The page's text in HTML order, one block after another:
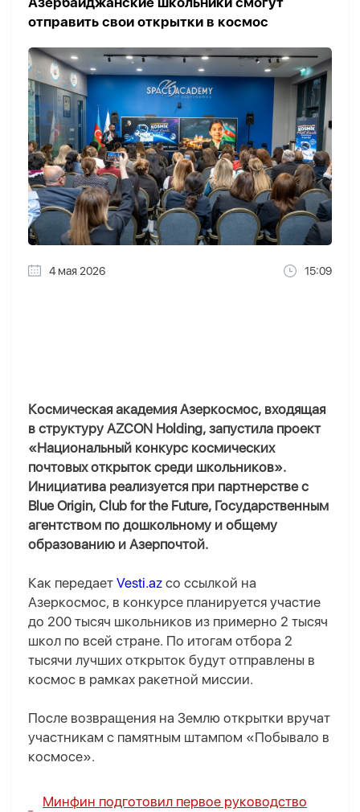
отправить свои открытки в космос
4 мая 2026 15:09
Космическая академия Азеркосмос, входящая
в структуру AZCON Holding, запустила проект
«Национальный конкурс космических
почтовых открыток среди школьников».
Инициатива реализуется при партнерстве с
Blue Origin, Club for the Future, Государственным
агентством по дошкольному и общему
образованию и Азерпочтой.
Как передает Vesti.az со ссылкой на
Азеркосмос, в конкурсе планируется участие
до 200 тысяч школьников из примерно 2 тысяч
школ по всей стране. По итогам отбора 2
тысячи лучших открыток будут отправлены в
космос в рамках ракетной миссии.
После возвращения на Землю открытки вручат
участникам с памятным штампом «Побывало в
космосе».
Минфин подготовил первое руководство